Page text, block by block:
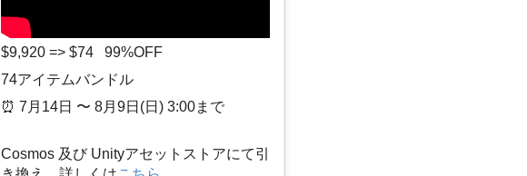
$9,920 => $74 99%OFF
74アイテムバンドル
⏰️ 7月14日 〜 8月9日(日) 3:00まで
Cosmos 及び Unityアセットストアにて引